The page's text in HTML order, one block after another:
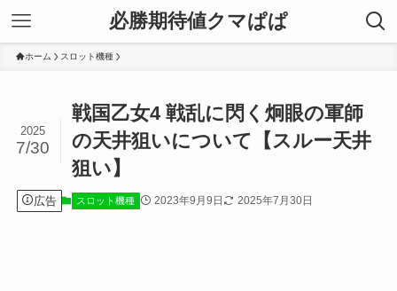
必勝期待値クマぱぱ
ホーム スロット機種
戦国乙女4 戦乱に閃く炯眼の軍師
の天井狙いについて【スルー天井
狙い】
2025
7/30
広告 スロット機種 2023年9月9日 2025年7月30日